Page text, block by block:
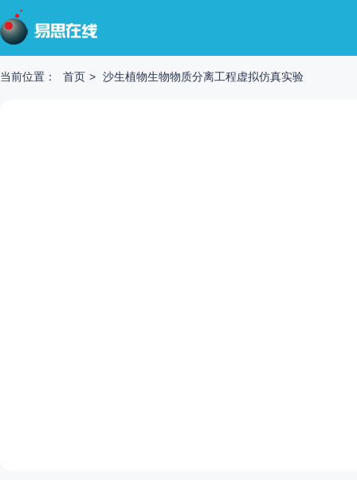
当前位置： 首页 > 沙生植物生物物质分离工程虚拟仿真实验